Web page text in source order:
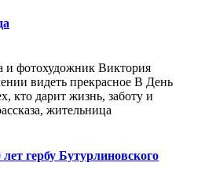
и фотохудожник Виктория
видеть прекрасное В День
кто дарит жизнь, заботу и
жительница
гербу Бутурлиновского